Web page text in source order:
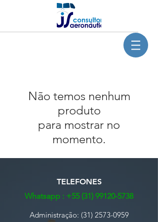
Não temos nenhum
produto
para mostrar no
momento.
TELEFONES
Whatsapp : +55 (31) 99120-5738
Administração: (31) 2573-0959